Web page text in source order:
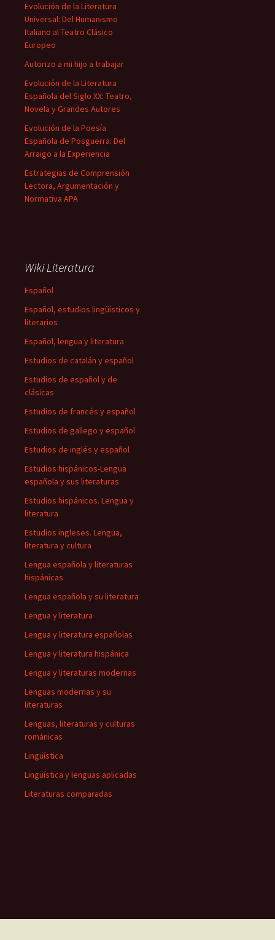
Evolución de la Literatura
Universal: Del Humanismo
Italiano al Teatro Clásico
Europeo
Autorizo a mi hijo a trabajar
Evolución de la Literatura
Española del Siglo XX: Teatro,
Novela y Grandes Autores
Evolución de la Poesía
Española de Posguerra: Del
Arraigo a la Experiencia
Estrategias de Comprensión
Lectora, Argumentación y
Normativa APA
Wiki Literatura
Español
Español, estudios lingüísticos y
literarios
Español, lengua y literatura
Estudios de catalán y español
Estudios de español y de
clásicas
Estudios de francés y español
Estudios de gallego y español
Estudios de inglés y español
Estudios hispánicos-Lengua
española y sus literaturas
Estudios hispánicos. Lengua y
literatura
Estudios ingleses. Lengua,
literatura y cultura
Lengua española y literaturas
hispánicas
Lengua española y su literatura
Lengua y literatura
Lengua y literatura españolas
Lengua y literatura hispánica
Lengua y literaturas modernas
Lenguas modernas y su
literaturas
Lenguas, literaturas y culturas
románicas
Lingüística
Lingüística y lenguas aplicadas
Literaturas comparadas